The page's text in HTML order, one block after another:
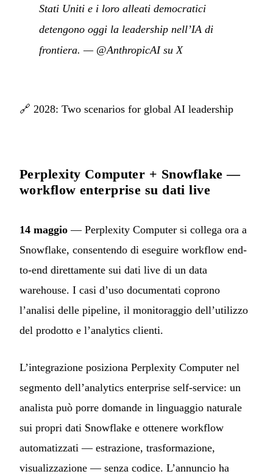
Stati Uniti e i loro alleati democratici
detengono oggi la leadership nell’IA di
frontiera. — @AnthropicAI su X
🔗 2028: Two scenarios for global AI leadership
Perplexity Computer + Snowflake —
workflow enterprise su dati live
14 maggio — Perplexity Computer si collega ora a
Snowflake, consentendo di eseguire workflow end-
to-end direttamente sui dati live di un data
warehouse. I casi d’uso documentati coprono
l’analisi delle pipeline, il monitoraggio dell’utilizzo
del prodotto e l’analytics clienti.
L’integrazione posiziona Perplexity Computer nel
segmento dell’analytics enterprise self-service: un
analista può porre domande in linguaggio naturale
sui propri dati Snowflake e ottenere workflow
automatizzati — estrazione, trasformazione,
visualizzazione — senza codice. L’annuncio ha